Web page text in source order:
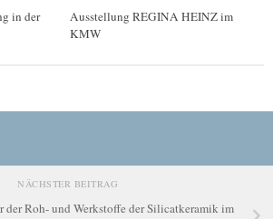
in der
Ausstellung REGINA HEINZ im
KMW
NÄCHSTER BEITRAG
der Roh- und Werkstoffe der Silicatkeramik im